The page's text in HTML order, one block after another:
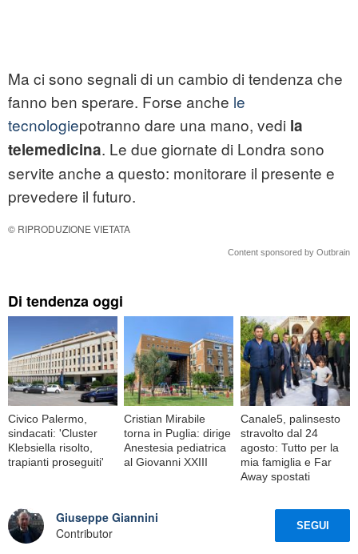
Ma ci sono segnali di un cambio di tendenza che
fanno ben sperare. Forse anche le
tecnologiepotranno dare una mano, vedi la
telemedicina. Le due giornate di Londra sono
servite anche a questo: monitorare il presente e
prevedere il futuro.
© RIPRODUZIONE VIETATA
Content sponsored by Outbrain
Di tendenza oggi
Civico Palermo,
sindacati: 'Cluster
Klebsiella risolto,
trapianti proseguiti'
Cristian Mirabile
torna in Puglia: dirige
Anestesia pediatrica
al Giovanni XXIII
Canale5, palinsesto
stravolto dal 24
agosto: Tutto per la
mia famiglia e Far
Away spostati
Giuseppe Giannini
Contributor
SEGUI